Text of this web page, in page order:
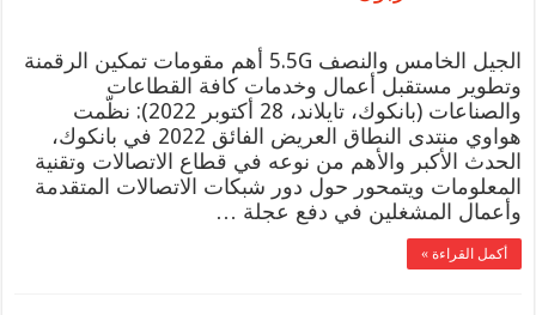
الجيل الخامس والنصف 5.5G أهم مقومات تمكين الرقمنة
وتطوير مستقبل أعمال وخدمات كافة القطاعات
والصناعات (بانكوك، تايلاند، 28 أكتوبر 2022): نظّمت
هواوي منتدى النطاق العريض الفائق 2022 في بانكوك،
الحدث الأكبر والأهم من نوعه في قطاع الاتصالات وتقنية
المعلومات ويتمحور حول دور شبكات الاتصالات المتقدمة
وأعمال المشغلين في دفع عجلة …
أكمل القراءة »